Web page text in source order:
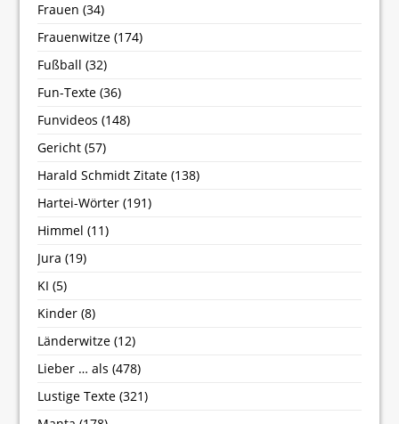
Frauen (34)
Frauenwitze (174)
Fußball (32)
Fun-Texte (36)
Funvideos (148)
Gericht (57)
Harald Schmidt Zitate (138)
Hartei-Wörter (191)
Himmel (11)
Jura (19)
KI (5)
Kinder (8)
Länderwitze (12)
Lieber … als (478)
Lustige Texte (321)